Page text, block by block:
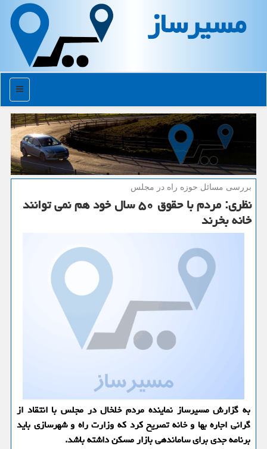
مسیرساز
منو
بررسی مسائل حوزه راه در مجلس
نظری: مردم با حقوق ۵۰ سال خود هم نمی توانند
خانه بخرند
به گزارش مسیرساز نماینده مردم خلخال در مجلس با انتقاد از
گرانی اجاره بها و خانه تصریح كرد كه وزارت راه و شهرسازی باید
برنامه جدی برای ساماندهی بازار مسكن داشته باشد.